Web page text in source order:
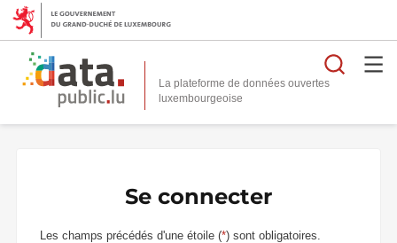
La plateforme de données ouvertes
Se connecter
Les champs précédés d'une étoile (*) sont obligatoires.